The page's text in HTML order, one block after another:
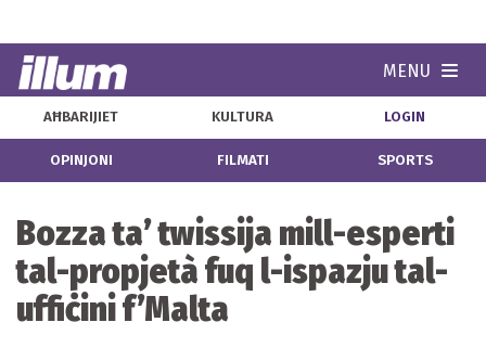
MENU
AĦBARIJIET KULTURA LOGIN
OPINJONI FILMATI SPORTS
Bozza ta’ twissija mill-esperti
tal-propjetà fuq l-ispazju tal-
uffiċini f’Malta